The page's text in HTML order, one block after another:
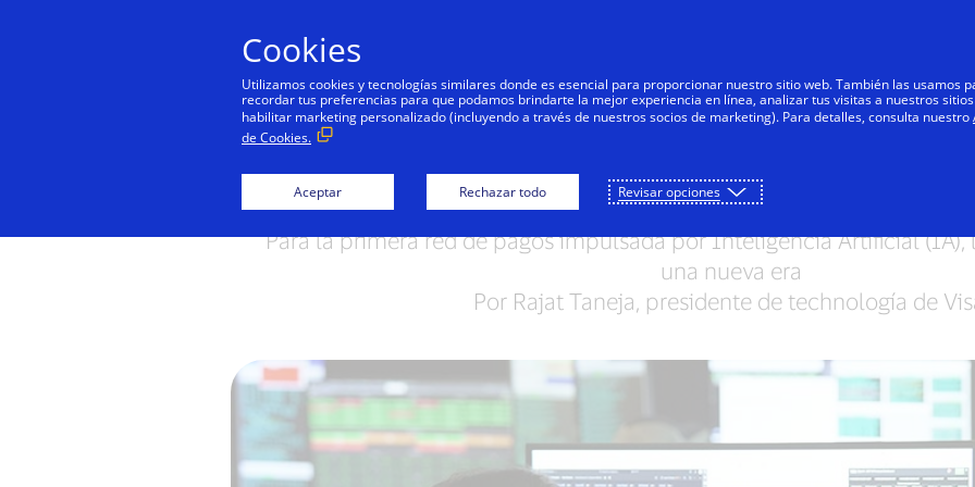
Personas Negocios Innovadores
30 años de IA y seguimos
Para la primera red de pagos impulsada por Inteligencia Artificial (IA),
una nueva era
Por Rajat Taneja, presidente de technología de
Cookies
Utilizamos cookies y tecnologías similares donde es esencial para proporcionar nuestro sitio web. También las usamos
recordar tus preferencias para que podamos brindarte la mejor experiencia en línea, analizar tus visitas a nuestros
habilitar marketing personalizado (incluyendo a través de nuestros socios de marketing). Para detalles, consulta nuestro
de Cookies.
Aceptar Rechazar todo Revisar opciones